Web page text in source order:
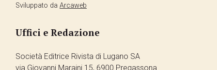
Sviluppato da Arcaweb
Uffici e Redazione
Società Editrice Rivista di Lugano SA
via Giovanni Maraini 15, 6900 Pregassona